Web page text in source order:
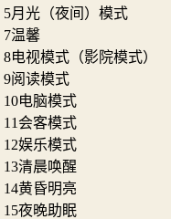
5月光（夜间）模式
7温馨
8电视模式（影院模式）
9阅读模式
10电脑模式
11 会客模式
12娱乐模式
13清晨唤醒
14黄昏明亮
15夜晚助眠